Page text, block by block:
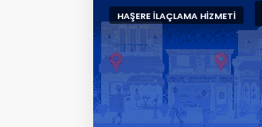
HAŞERE İLAÇLAMA HIZMETI